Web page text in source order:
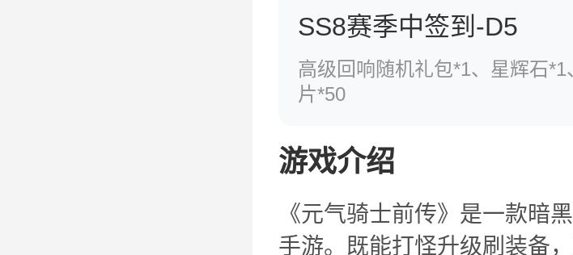
SS8赛季中签到-D5
高级回响随机礼包*1、星辉石*1
片*50
游戏介绍
《元气骑士前传》是一款暗
手游。既能打怪升级刷装备